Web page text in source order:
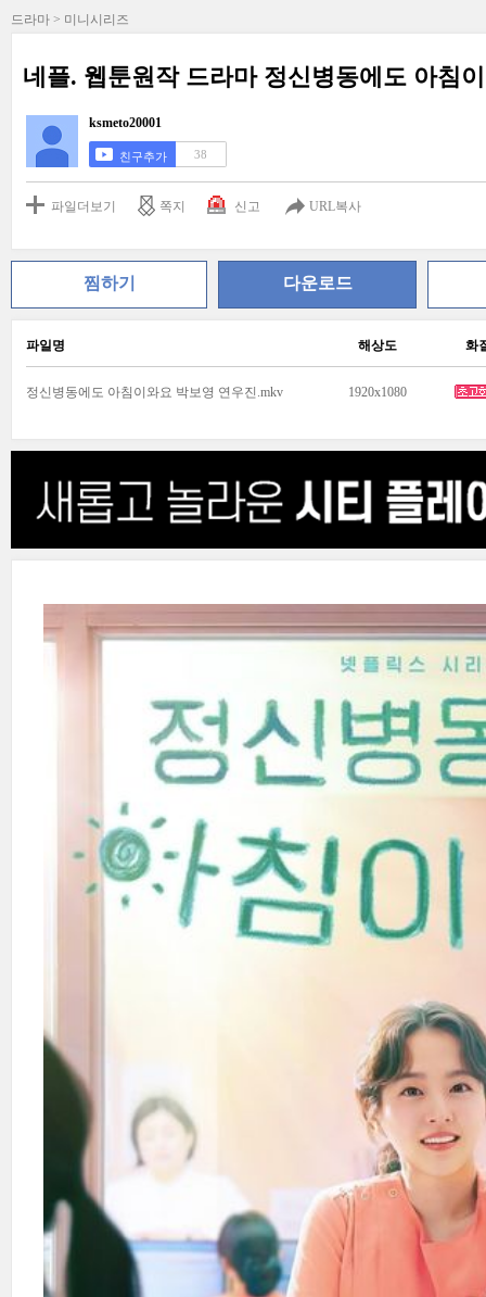
드라마 > 미니시리즈
네플. 웹툰원작 드라마 정신병동에도 아침
ksmeto20001
친구추가 38
파일더보기 쪽지 신고 URL복사
찜하기 다운로드
파일명 해상도 화
정신병동에도 아침이와요 박보영 연우진.mkv 1920x1080